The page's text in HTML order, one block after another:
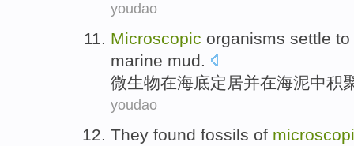
youdao
Microscopic organisms settle
marine mud.
微生物在海底定居并在海泥中积
youdao
They found fossils of